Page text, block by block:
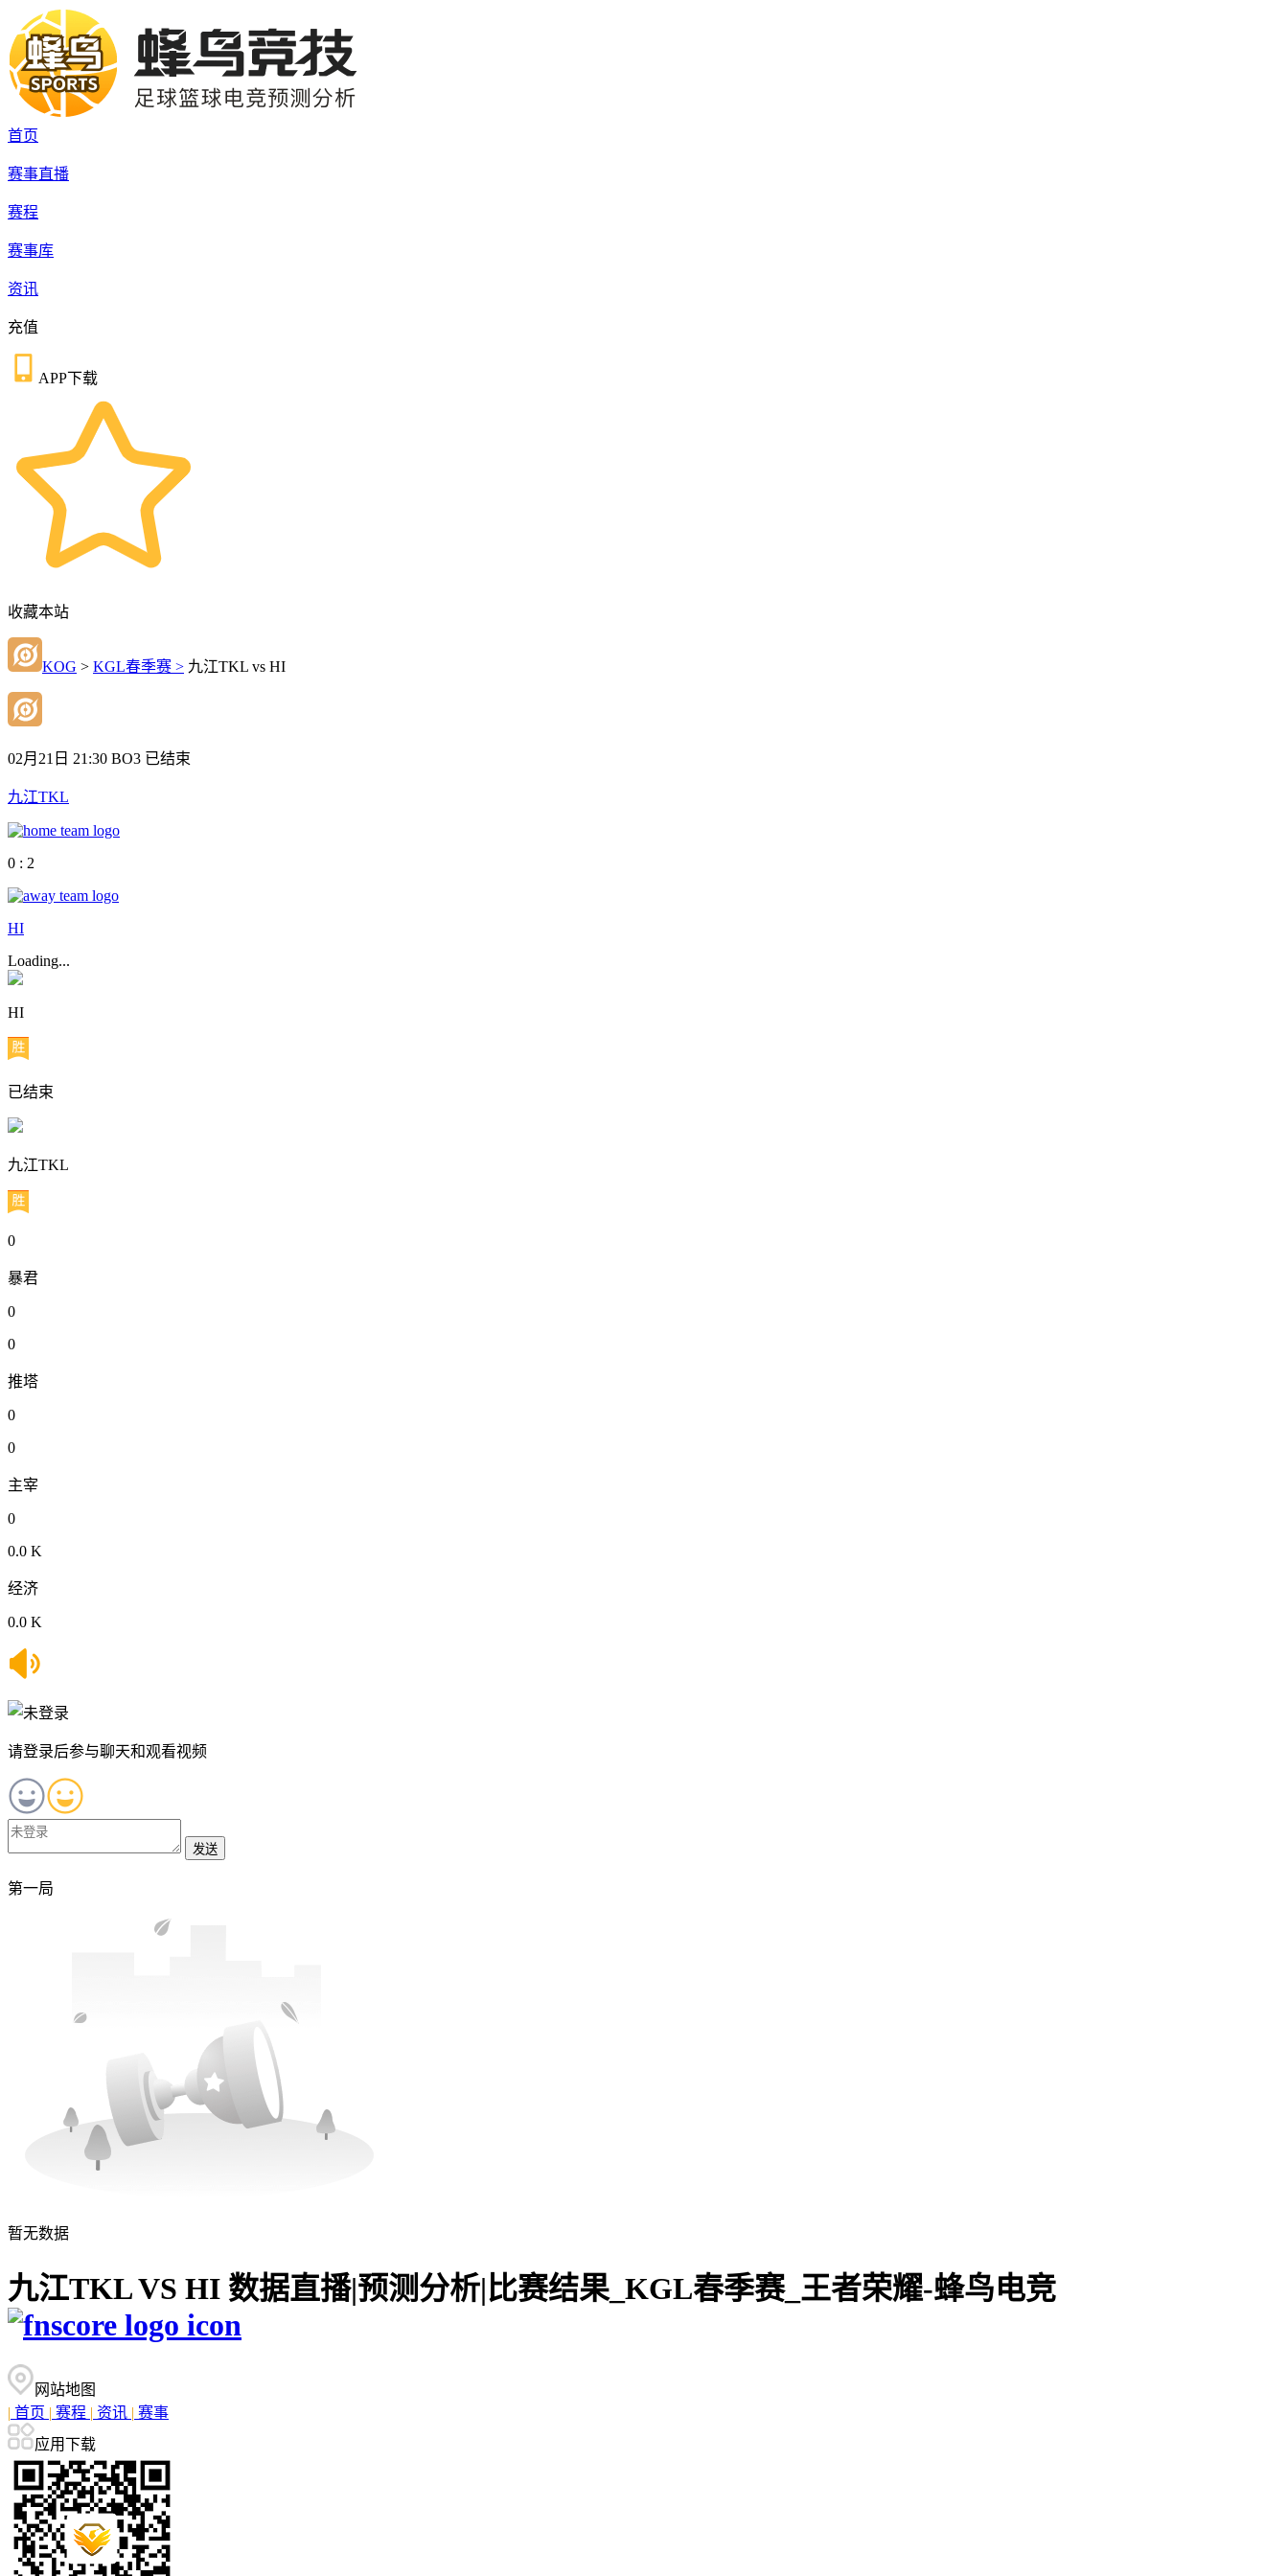
首页
赛事直播
赛程
赛事库
资讯
充值
APP下载
收藏本站
KOG > KGL春季赛 > 九江TKL vs HI
02月21日 21:30 BO3 已结束
九江TKL
0 : 2
HI
Loading...
HI
已结束
九江TKL
0
暴君
0
0
推塔
0
0
主宰
0
0.0 K
经济
0.0 K
请登录后参与聊天和观看视频
发送
第一局
暂无数据
九江TKL VS HI 数据直播|预测分析|比赛结果_KGL春季赛_王者荣耀-蜂鸟电竞
网站地图
| 首页 | 赛程 | 资讯 | 赛事
应用下载